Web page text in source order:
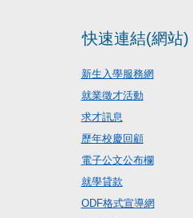
快速連結(網站)
新生入學服務網
就業徵才活動
求才訊息
歷年校慶回顧
電子公文公布欄
就學貸款
ODF格式宣導網